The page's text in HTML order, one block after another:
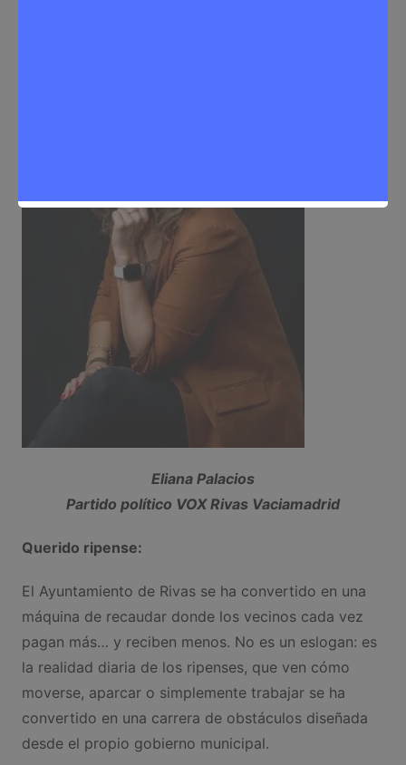
Eliana Palacios
Partido político VOX Rivas Vaciamadrid
Querido ripense:
El Ayuntamiento de Rivas se ha convertido en una
máquina de recaudar donde los vecinos cada vez
pagan más… y reciben menos. No es un eslogan: es
la realidad diaria de los ripenses, que ven cómo
moverse, aparcar o simplemente trabajar se ha
convertido en una carrera de obstáculos diseñada
desde el propio gobierno municipal.